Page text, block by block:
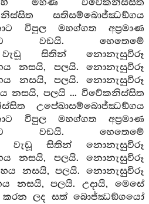
මහණ විවේකනිස්සිත
සතිසම්බොජ්ඣඞ්ගය
විපුල මහග්ගත අප්‍රමාණ
වඩයි. හෙතෙමේ
වැඩූ සිතින් නොනැසුවිරූ
නසයි, පලයි. නොනැසුවිරූ
නසයි, පලයි. නොනැසුවිරූ
නසයි, පලයි ... විවේකනිස්සිත
උපේඛාසම්බොජ්ඣඞ්ගය
විපුල මහග්ගත අප්‍රමාණ
වඩයි. හෙතෙමේ
වැඩූ සිතින් නොනැසුවිරූ
නසයි, පලයි. නොනැසුවිරූ
නසයි, පලයි. නොනැසුවිරූ
නසයි, පලයි. උදායි, මෙසේ
කරන ලද සත් බොජ්ඣඞ්ගයෝ